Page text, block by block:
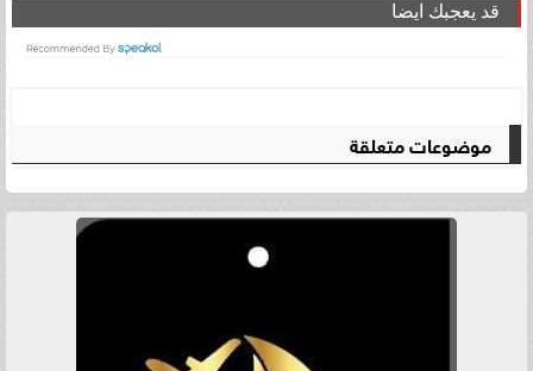
قد يعجبك ايضا
موضوعات متعلقة